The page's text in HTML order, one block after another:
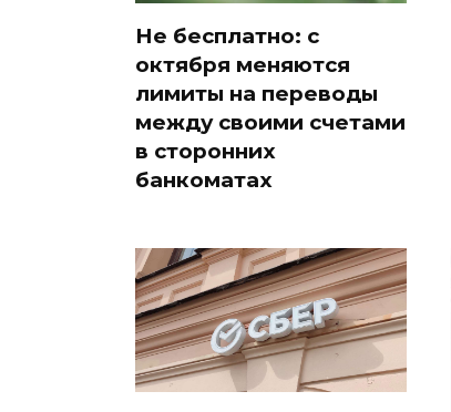
Не бесплатно: с
октября меняются
лимиты на переводы
между своими счетами
в сторонних
банкоматах